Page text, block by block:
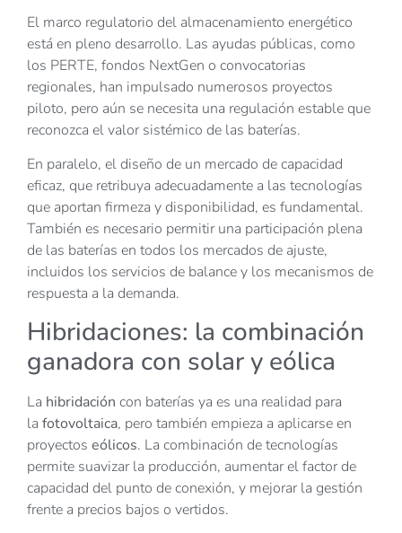
El marco regulatorio del almacenamiento energético
está en pleno desarrollo. Las ayudas públicas, como
los PERTE, fondos NextGen o convocatorias
regionales, han impulsado numerosos proyectos
piloto, pero aún se necesita una regulación estable que
reconozca el valor sistémico de las baterías.
En paralelo, el diseño de un mercado de capacidad
eficaz, que retribuya adecuadamente a las tecnologías
que aportan firmeza y disponibilidad, es fundamental.
También es necesario permitir una participación plena
de las baterías en todos los mercados de ajuste,
incluidos los servicios de balance y los mecanismos de
respuesta a la demanda.
Hibridaciones: la combinación
ganadora con solar y eólica
La hibridación con baterías ya es una realidad para
la fotovoltaica, pero también empieza a aplicarse en
proyectos eólicos. La combinación de tecnologías
permite suavizar la producción, aumentar el factor de
capacidad del punto de conexión, y mejorar la gestión
frente a precios bajos o vertidos.